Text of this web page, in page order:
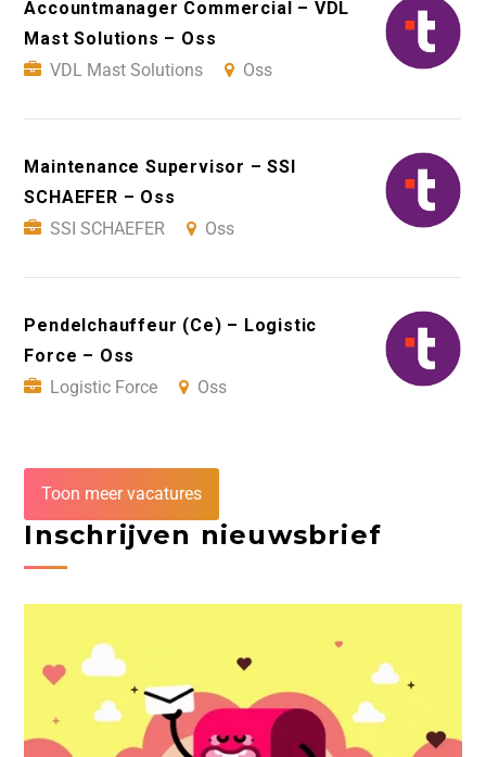
Accountmanager Commercial – VDL
Mast Solutions – Oss
VDL Mast Solutions
Oss
Maintenance Supervisor – SSI
SCHAEFER – Oss
SSI SCHAEFER
Oss
Pendelchauffeur (Ce) – Logistic
Force – Oss
Logistic Force
Oss
Toon meer vacatures
Inschrijven nieuwsbrief